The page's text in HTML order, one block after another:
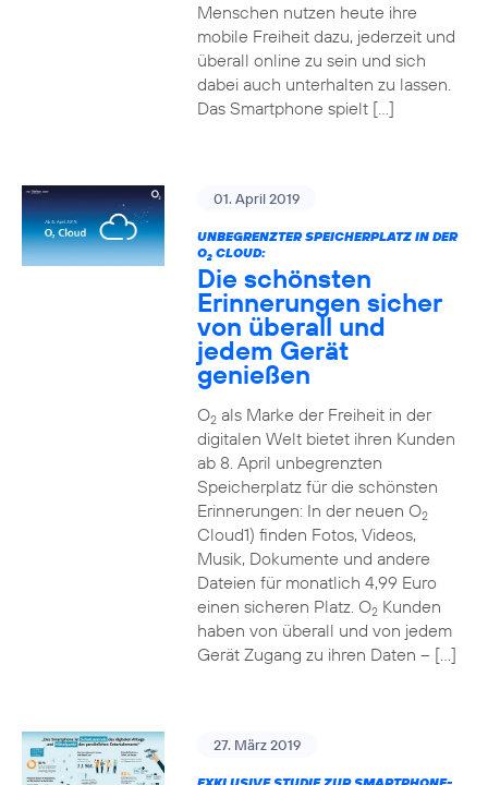
Menschen nutzen heute ihre
mobile Freiheit dazu, jederzeit und
überall online zu sein und sich
dabei auch unterhalten zu lassen.
Das Smartphone spielt […]
01. April 2019
UNBEGRENZTER SPEICHERPLATZ IN DER
O2CLOUD:
Die schönsten
Erinnerungen sicher
von überall und
jedem Gerät
genießen
O2als Marke der Freiheit in der
digitalen Welt bietet ihren Kunden
ab 8. April unbegrenzten
Speicherplatz für die schönsten
Erinnerungen: In der neuen O2
Cloud1) finden Fotos, Videos,
Musik, Dokumente und andere
Dateien für monatlich 4,99 Euro
einen sicheren Platz. O2Kunden
haben von überall und von jedem
Gerät Zugang zu ihren Daten – […]
27. März 2019